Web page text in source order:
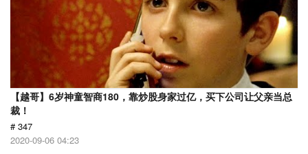
【越哥】6岁神童智商180，靠炒股身家过亿，买下公司让父亲当总
裁！
# 347
2020-09-06 04:23